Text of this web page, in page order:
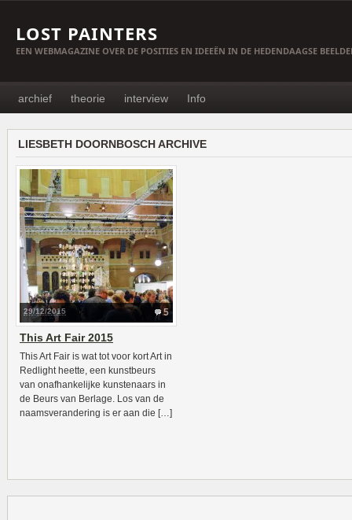
LOST PAINTERS
EEN WEBMAGAZINE OVER DE POSITIES EN IDEEËN IN DE HEDENDAAGSE
archief theorie interview Info
LIESBETH DOORNBOSCH ARCHIVE
5
29/12/2015
This Art Fair 2015
This Art Fair is wat tot voor kort Art in
Redlight heette, een kunstbeurs
van onafhankelijke kunstenaars in
de Beurs van Berlage. Los van de
naamsverandering is er aan die […]